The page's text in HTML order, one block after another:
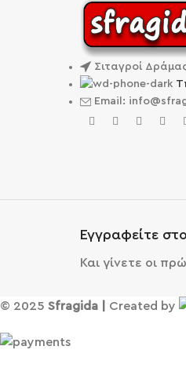
Σιταγροί
Email:
Εγγραφείτε
Και γίνετε οι
© 2025 Sfragida | Created by